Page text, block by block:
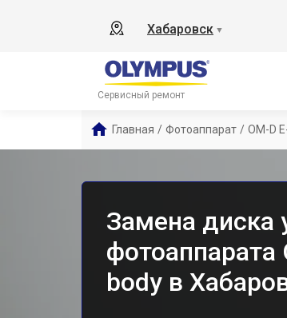
Хабаровск ▼
Сервисный ремонт
Главная / Фотоаппарат / OM-D
Замена диска
фотоаппарата
body в